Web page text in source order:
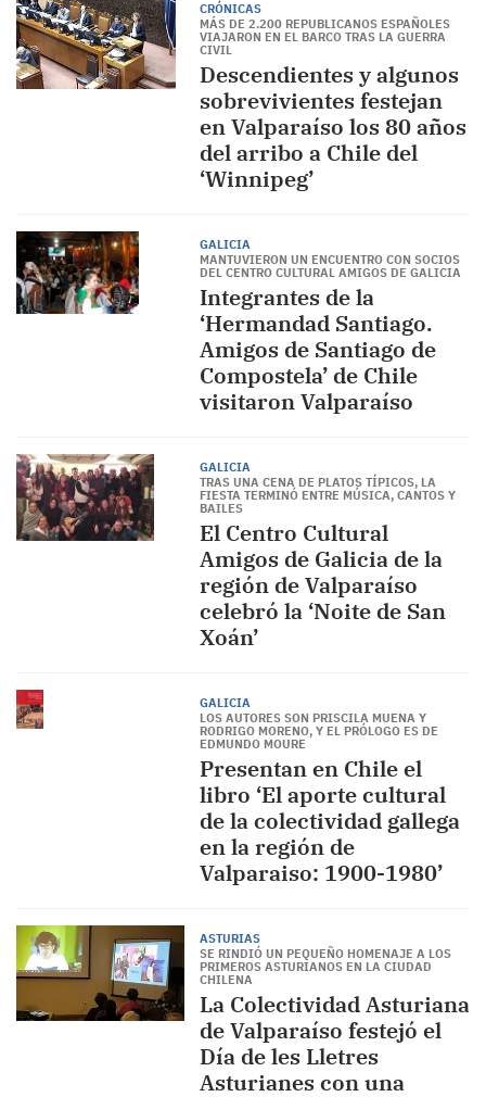
CRÓNICAS
MÁS DE 2.200 REPUBLICANOS ESPAÑOLES
VIAJARON EN EL BARCO TRAS LA GUERRA
CIVIL
Descendientes y algunos
sobrevivientes festejan
en Valparaíso los 80 años
del arribo a Chile del
‘Winnipeg’
GALICIA
MANTUVIERON UN ENCUENTRO CON SOCIOS
DEL CENTRO CULTURAL AMIGOS DE GALICIA
Integrantes de la
‘Hermandad Santiago.
Amigos de Santiago de
Compostela’ de Chile
visitaron Valparaíso
GALICIA
TRAS UNA CENA DE PLATOS TÍPICOS, LA
FIESTA TERMINÓ ENTRE MÚSICA, CANTOS Y
BAILES
El Centro Cultural
Amigos de Galicia de la
región de Valparaíso
celebró la ‘Noite de San
Xoán’
GALICIA
LOS AUTORES SON PRISCILA MUENA Y
RODRIGO MORENO, Y EL PRÓLOGO ES DE
EDMUNDO MOURE
Presentan en Chile el
libro ‘El aporte cultural
de la colectividad gallega
en la región de
Valparaiso: 1900-1980’
ASTURIAS
SE RINDIÓ UN PEQUEÑO HOMENAJE A LOS
PRIMEROS ASTURIANOS EN LA CIUDAD
CHILENA
La Colectividad Asturiana
de Valparaíso festejó el
Día de les Lletres
Asturianes con una